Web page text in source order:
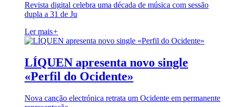
Revista digital celebra uma década de música com sessão
dupla a 31 de Ju
Ler mais+
LÍQUEN apresenta novo single
«Perfil do Ocidente»
Nova canção electrónica retrata um Ocidente em permanente